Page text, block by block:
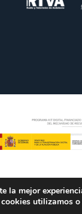
la mejor
cookies utilizamos